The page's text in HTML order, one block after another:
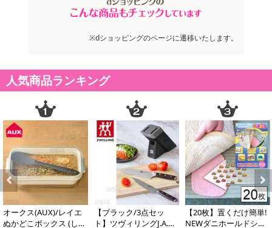
※dショッピングのページに遷移いたします。
人気商品ランキング
Previous
オークス(AUX)/レイエ
ぬかどこボックス (しゃ
【ブラック/3点セッ
ト】ツヴィリングJ.A.ヘ
【20枚】置くだけ簡単!
NEWダニホールドシー
Next